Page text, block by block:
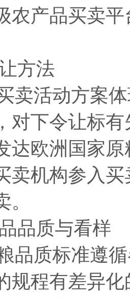
农产品买卖
方法
卖活动方案
对下令让标
达欧洲国家
卖机构参入
品质与看样
品质标准遵
规程有差异